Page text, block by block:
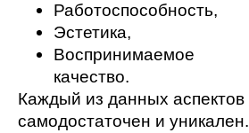
Работоспособность,
Эстетика,
Воспринимаемое
качество.
Каждый из данных аспектов
самодостаточен и уникален.